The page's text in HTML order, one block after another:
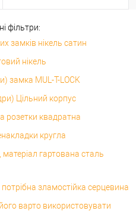
фільтри:
замків нікель сатин
нікель
замка MUL-T-LOCK
Цільний корпус
розетки квадратна
кругла
гартована сталь
зламостійка серцевина
варто використовувати